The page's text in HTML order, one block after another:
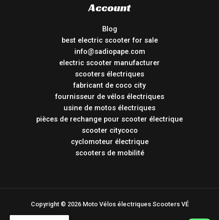
Account
Blog
best electric scooter for sale
info@sadiopape.com
electric scooter manufacturer
scooters électriques
fabricant de coco city
fournisseur de vélos électriques
usine de motos électriques
pièces de rechange pour scooter électrique
scooter citycoco
cyclomoteur électrique
scooters de mobilité
Copyright © 2026 Moto Vélos électriques Scooters VÉ